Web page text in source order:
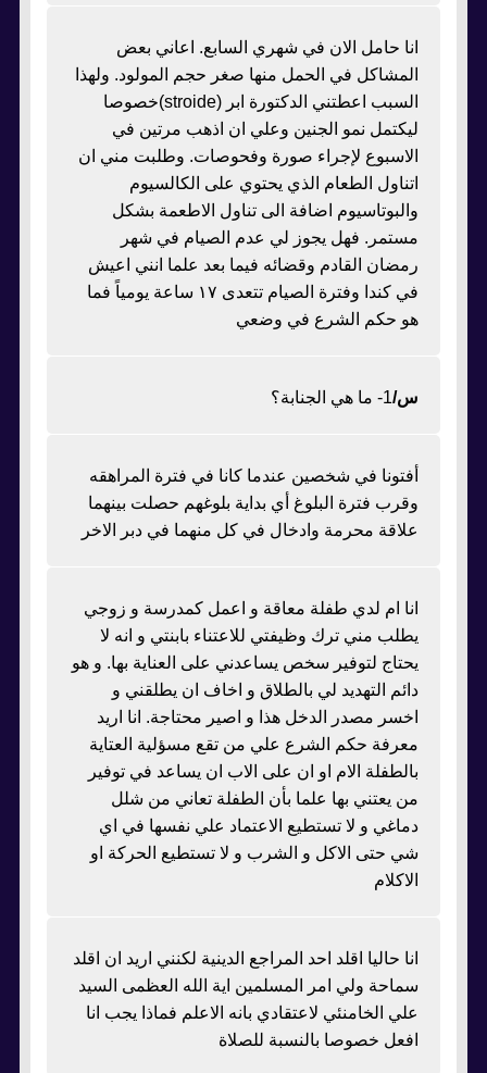
انا حامل الان في شهري السابع. اعاني بعض
المشاكل في الحمل منها صغر حجم المولود. ولهذا
السبب اعطتني الدكتورة ابر (stroide)خصوصا
ليكتمل نمو الجنين وعلي ان اذهب مرتين في
الاسبوع لإجراء صورة وفحوصات. وطلبت مني ان
اتناول الطعام الذي يحتوي على الكالسيوم
والبوتاسيوم اضافة الى تناول الاطعمة بشكل
مستمر. فهل يجوز لي عدم الصيام في شهر
رمضان القادم وقضائه فيما بعد علما انني اعيش
في كندا وفترة الصيام تتعدى ١٧ ساعة يومياً فما
هو حكم الشرع في وضعي
س/1- ما هي الجنابة؟
أفتونا في شخصين عندما كانا في فترة المراهقه
وقرب فترة البلوغ أي بداية بلوغهم حصلت بينهما
علاقة محرمة وادخال في كل منهما في دبر الاخر
انا ام لدي طفلة معاقة و اعمل كمدرسة و زوجي
يطلب مني ترك وظيفتي للاعتناء بابنتي و انه لا
يحتاج لتوفير سخص يساعدني على العناية بها. و هو
دائم التهديد لي بالطلاق و اخاف ان يطلقني و
اخسر مصدر الدخل هذا و اصير محتاجة. انا اريد
معرفة حكم الشرع علي من تقع مسؤلية العتاية
بالطفلة الام او ان على الاب ان يساعد في توفير
من يعتني بها علما بأن الطفلة تعاني من شلل
دماغي و لا تستطيع الاعتماد علي نفسها في اي
شي حتى الاكل و الشرب و لا تستطيع الحركة او
الاكلام
انا حاليا اقلد احد المراجع الدينية لكنني اريد ان اقلد
سماحة ولي امر المسلمين اية الله العظمى السيد
علي الخامنئي لاعتقادي بانه الاعلم فماذا يجب انا
افعل خصوصا بالنسبة للصلاة